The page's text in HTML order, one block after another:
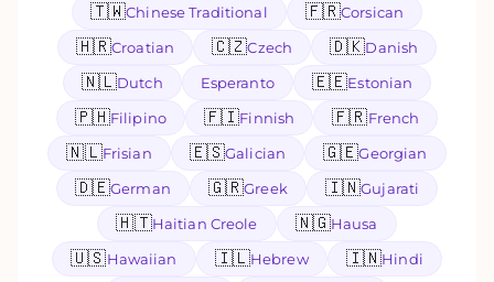
🇹🇼Chinese Traditional 🇫🇷Corsican
🇭🇷Croatian 🇨🇿Czech 🇩🇰Danish
🇳🇱Dutch Esperanto 🇪🇪Estonian
🇵🇭Filipino 🇫🇮Finnish 🇫🇷French
🇳🇱Frisian 🇪🇸Galician 🇬🇪Georgian
🇩🇪German 🇬🇷Greek 🇮🇳Gujarati
🇭🇹Haitian Creole 🇳🇬Hausa
🇺🇸Hawaiian 🇮🇱Hebrew 🇮🇳Hindi